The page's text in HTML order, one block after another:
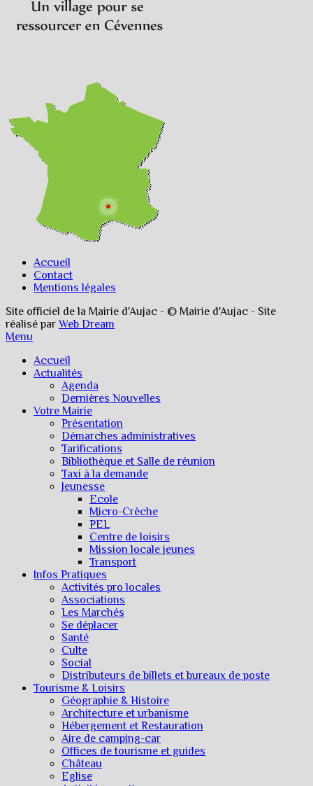
Accueil
Contact
Mentions légales
Site officiel de la Mairie d'Aujac - © Mairie d'Aujac - Site
réalisé parWeb Dream
Menu
Accueil
Actualités
Agenda
Dernières Nouvelles
Votre Mairie
Présentation
Démarches administratives
Tarifications
Bibliothèque et Salle de réunion
Taxi à la demande
Jeunesse
Ecole
Micro-Crèche
PEL
Centre de loisirs
Mission locale jeunes
Transport
Infos Pratiques
Activités pro locales
Associations
Les Marchés
Se déplacer
Santé
Culte
Social
Distributeurs de billets et bureaux de poste
Tourisme & Loisirs
Géographie & Histoire
Architecture et urbanisme
Hébergement et Restauration
Aire de camping-car
Offices de tourisme et guides
Château
Eglise